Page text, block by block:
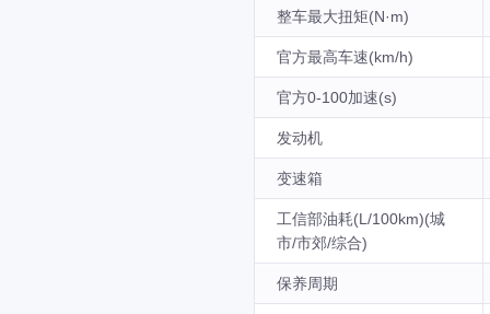
整车最大扭矩(N·m)
官方最高车速(km/h)
官方0-100加速(s)
发动机
变速箱
工信部油耗(L/100km)(城
市/市郊/综合)
保养周期